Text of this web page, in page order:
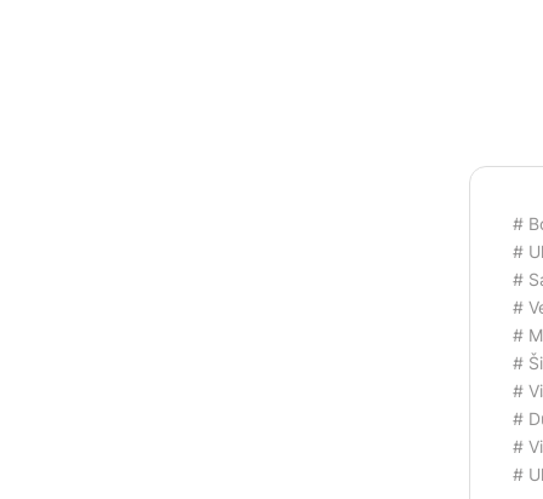
#
#
#
#
#
#
#
#
#
#